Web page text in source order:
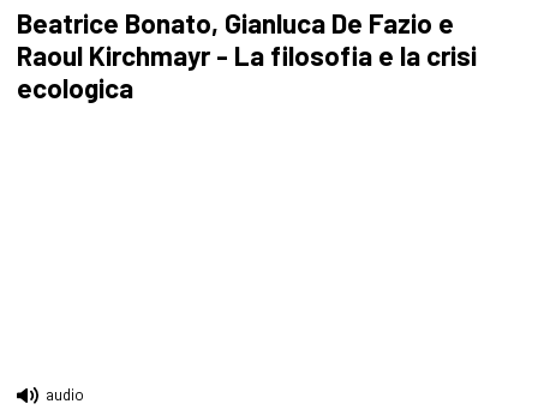
Beatrice Bonato, Gianluca De Fazio e
Raoul Kirchmayr - La filosofia e la crisi
ecologica
audio